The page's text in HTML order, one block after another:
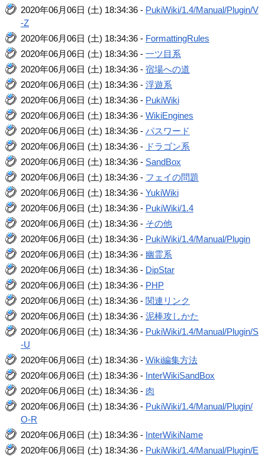
2020年06月06日 (土) 18:34:36 - PukiWiki/1.4/Manual/Plugin/V
-Z
2020年06月06日 (土) 18:34:36 - FormattingRules
2020年06月06日 (土) 18:34:36 -一ツ目系
2020年06月06日 (土) 18:34:36 -宿場への道
2020年06月06日 (土) 18:34:36 -浮遊系
2020年06月06日 (土) 18:34:36 - PukiWiki
2020年06月06日 (土) 18:34:36 -WikiEngines
2020年06月06日 (土) 18:34:36 -パスワード
2020年06月06日 (土) 18:34:36 - ドラゴン系
2020年06月06日 (土) 18:34:36 - SandBox
2020年06月06日 (土) 18:34:36 - フェイの問題
2020年06月06日 (土) 18:34:36 -YukiWiki
2020年06月06日 (土) 18:34:36 - PukiWiki/1.4
2020年06月06日 (土) 18:34:36 - その他
2020年06月06日 (土) 18:34:36 - PukiWiki/1.4/Manual/Plugin
2020年06月06日 (土) 18:34:36 - 幽霊系
2020年06月06日 (土) 18:34:36 - DipStar
2020年06月06日 (土) 18:34:36 - PHP
2020年06月06日 (土) 18:34:36 - 関連リンク
2020年06月06日 (土) 18:34:36 -泥棒攻しかた
2020年06月06日 (土) 18:34:36 - PukiWiki/1.4/Manual/Plugin/S
-U
2020年06月06日 (土) 18:34:36 -Wiki編集方法
2020年06月06日 (土) 18:34:36 - InterWikiSandBox
2020年06月06日 (土) 18:34:36 - 肉
2020年06月06日 (土) 18:34:36 - PukiWiki/1.4/Manual/Plugin/
O-R
2020年06月06日 (土) 18:34:36 - InterWikiName
2020年06月06日 (土) 18:34:36 - PukiWiki/1.4/Manual/Plugin/E